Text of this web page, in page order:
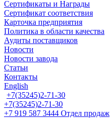
Сертификаты и Награды
Сертификат соответствия
Карточка предприятия
Политика в области качества
Аудиты поставщиков
Новости
Новости завода
Статьи
Контакты
English
+7(35245)2-71-30
+7(35245)2-71-30
+7 919 587 3444 Отдел продаж